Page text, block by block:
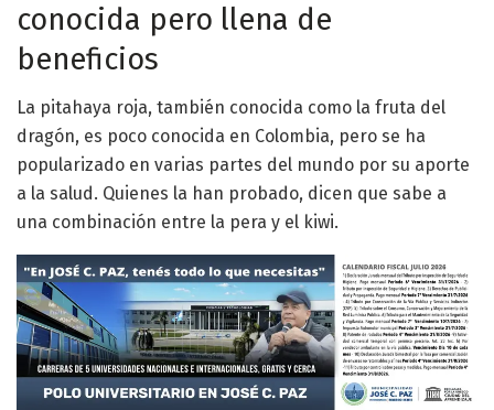
conocida pero llena de
beneficios
La pitahaya roja, también conocida como la fruta del
dragón, es poco conocida en Colombia, pero se ha
popularizado en varias partes del mundo por su aporte
a la salud. Quienes la han probado, dicen que sabe a
una combinación entre la pera y el kiwi.